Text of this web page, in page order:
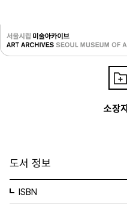
소장
도서 정보
ISBN